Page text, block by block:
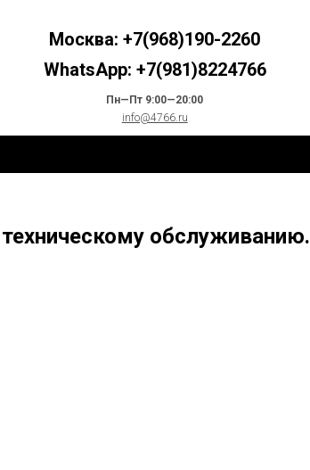
Москва: +7(968)190-2260
WhatsApp: +7(981)8224766
Пн—Пт 9:00—20:00
info@4766.ru
обслуживанию.